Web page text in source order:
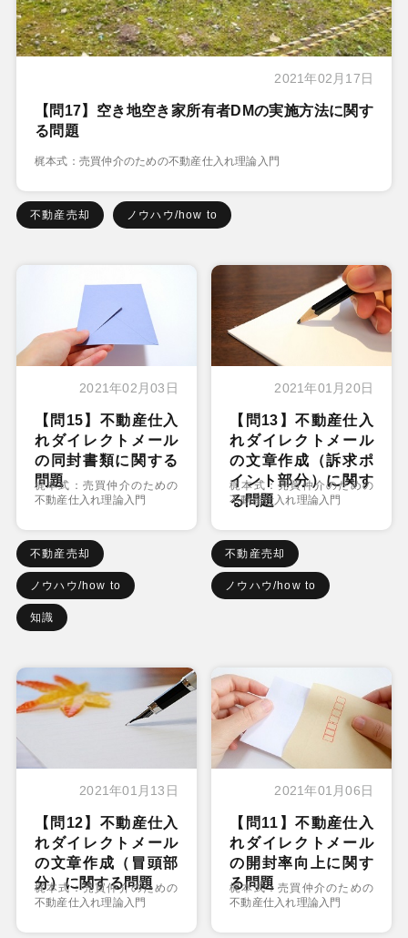
2021年02月17日
【問17】空き地空き家所有者DMの実施方法に関す
る問題
梶本式：売買仲介のための不動産仕入れ理論入門
不動産売却 ノウハウ/how to
2021年02月03日
【問15】不動産仕入
れダイレクトメール
の同封書類に関する
問題
梶本式：売買仲介のための
不動産仕入れ理論入門
不動産売却
ノウハウ/how to
知識
2021年01月20日
【問13】不動産仕入
れダイレクトメール
の文章作成（訴求ポ
イント部分）に関す
る問題
梶本式：売買仲介のための
不動産仕入れ理論入門
不動産売却
ノウハウ/how to
2021年01月13日
【問12】不動産仕入
れダイレクトメール
の文章作成（冒頭部
分）に関する問題
梶本式：売買仲介のための
不動産仕入れ理論入門
2021年01月06日
【問11】不動産仕入
れダイレクトメール
の開封率向上に関す
る問題
梶本式：売買仲介のための
不動産仕入れ理論入門